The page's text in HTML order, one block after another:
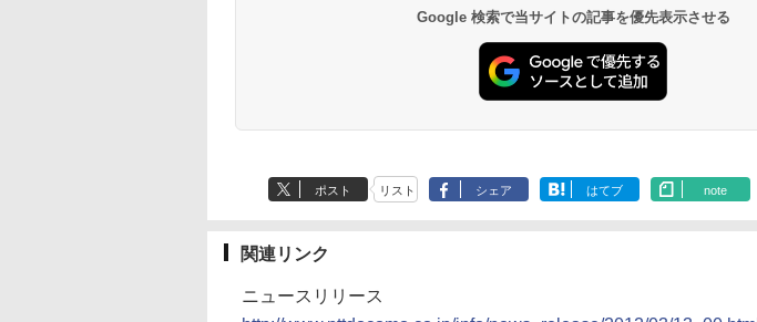
Google 検索で当サイトの記事を優先表示させる
ポスト リスト シェア はてブ note
関連リンク
ニュースリリース